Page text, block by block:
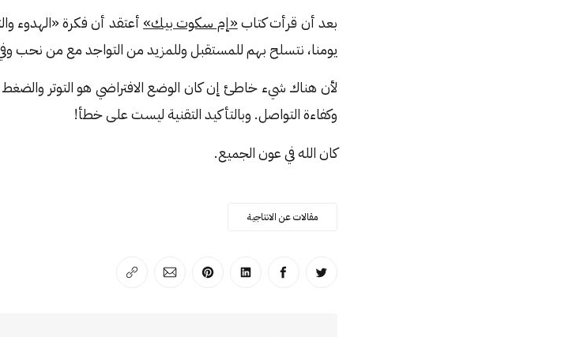
بعد أن قرأت كتاب«إم سكوت بيك» أعتقد أن فكرة «الهدوء
يومنا، نتسلح بهم للمستقبل وللمزيد من التواجد مع من نحب
لأن هناك شيء خاطئ إن كان الوضع الافتراضي هو التوتر والضغط
وكفاءة التواصل. وبالتأكيد التقنية ليست على خطأ!
كان الله في عون الجميع.
مقالات عن الانتاجية
انشر على تويترانشر على الفيسبوك
انشر على لينكد إن
انشر على بينترست
انشر على الإيميل
انسخ الرابط